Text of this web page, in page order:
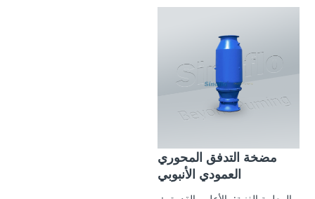
مضخة التدفق المحوري
العمودي الأنبوبي